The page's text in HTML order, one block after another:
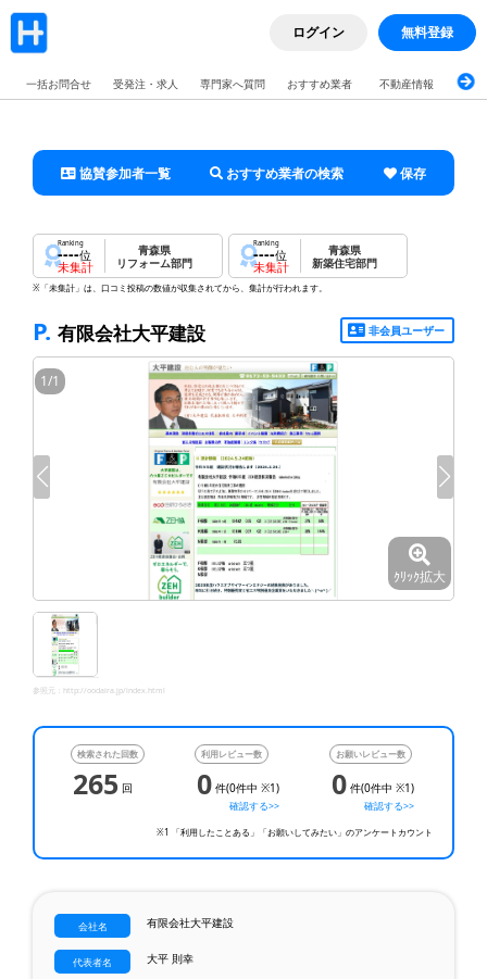
ログイン 無料登録
一括お問合せ 受発注・求人 専門家へ質問 おすすめ業者 不動産情報 ブログ
協賛参加者一覧 おすすめ業者の検索 保存
Ranking
----位
未集計
青森県
リフォーム部門
Ranking
----位
未集計
青森県
新築住宅部門
※「未集計」は、口コミ投稿の数値が収集されてから、集計が行われます。
P. 有限会社大平建設 非会員ユーザー
1/1
ｸﾘｯｸ拡大
参照元： http://oodaira.jp/index.html
検索された回数
265 回
利用レビュー数
0 件(0件中 ※1)
確認する>>
お願いレビュー数
0 件(0件中 ※1)
確認する>>
※1 「利用したことある」「お願いしてみたい」のアンケートカウント
会社名 有限会社大平建設
代表者名 大平 則幸